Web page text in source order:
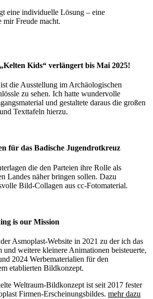
eine individuelle Lösung – eine
mir Freude macht.
von
Mit Ihrer Hilfe
Konzept
AsMoPLAST Engineering GmbH
zuzuhören, unsere
zu erfassen… Ihre
ich stets passend und
Dank! Es hat Spaß
Unterlagen zu
leibfried-prozessbegleitung.de
die die Seminarinhalte
Projektreferentin beim Deutschen
Forstwirtschaftsrat
Ideen – sehr
kooperativ"
Haug, Mathematisches Institut, PH
auf den Markt
Markenstrategie
context – conception & realisation
Kids“ verlängert bis Mai 2025!
die Ausstellung im Archäologischen
zu sehen. Ich hatte wundervolle
und gestaltete daraus die großen
Texttafeln hierzu.
für das Badische Jugendrotkreuz
die den Parteien ihre Rolle als
Landes näher bringen sollen. Dazu
Bild-Collagen aus cc-Fotomaterial.
is our Mission
Asmoplast-Website in 2021 zu der ich das
weitere kleinere Animationen beisteuerte,
2024 Werbematerialien für den
etablierten Bildkonzept.
Weltraum-Bildkonzept ist seit 2017 fester
Firmen-Erscheinungsbildes. mehr dazu